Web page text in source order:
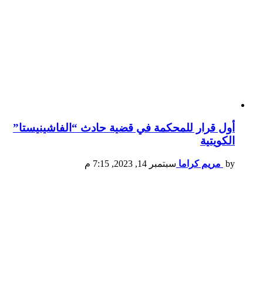
أول قرار للمحكمة في قضية حادث “الفاشينيستا”
الكويتية
by مريم كراما سبتمبر 14, 2023, 7:15 م